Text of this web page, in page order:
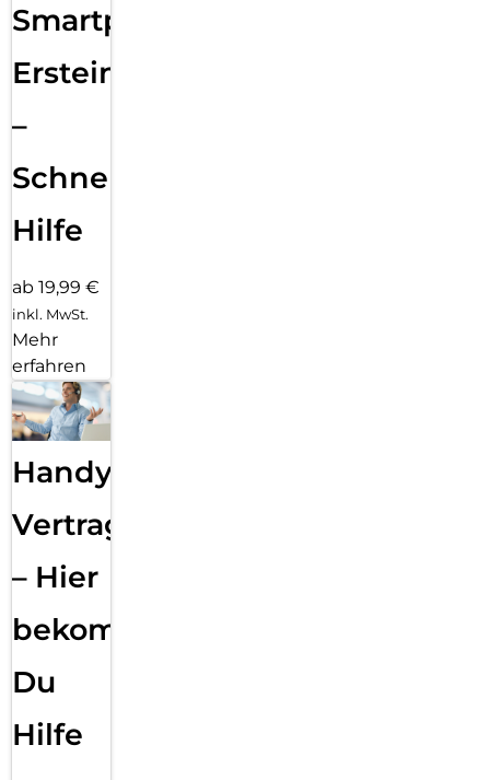
Smartphone
Ersteinrichtung
–
Schnelle
Hilfe
ab 19,99 €
inkl. MwSt.
Mehr
erfahren
Handy
Vertragsabwicklung
– Hier
bekommst
Du
Hilfe